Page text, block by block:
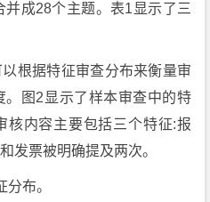
成28个主题。表1显示了三
根据特征审查分布来衡量审
图2显示了样本审查中的特
核内容主要包括三个特征:报
发票被明确提及两次。
布。